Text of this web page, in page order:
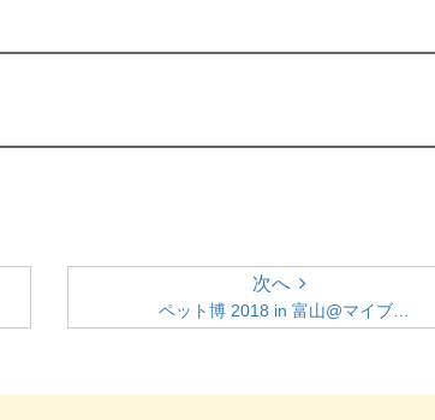
次へ
ペット博 2018 in 富山@マイブ…